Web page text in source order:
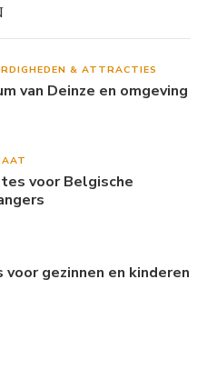
& ATTRACTIES
van Deinze en omgeving
voor Belgische
gezinnen en kinderen